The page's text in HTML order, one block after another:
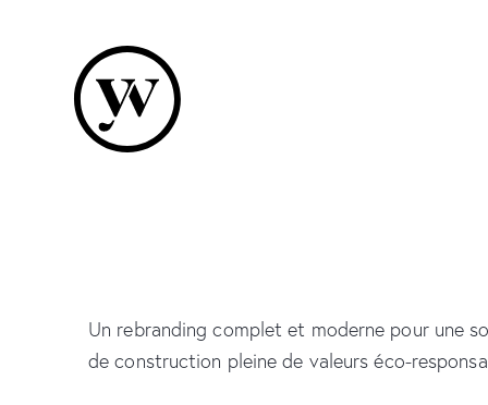
Un rebranding complet et moderne pour une
de construction pleine de valeurs éco-